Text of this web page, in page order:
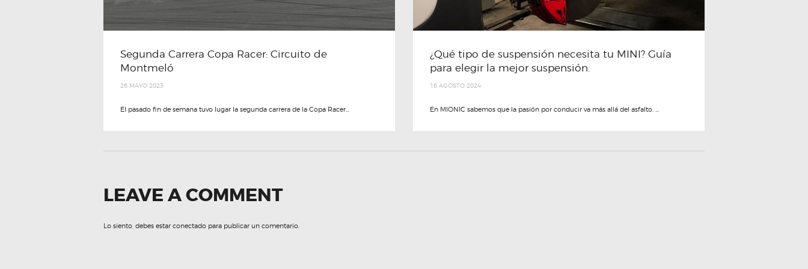
Segunda Carrera Copa Racer: Circuito de
Montmeló
26 MAYO 2023
El pasado fin de semana tuvo lugar la segunda carrera de la Copa Racer...
¿Qué tipo de suspensión necesita tu MINI? Guía
para elegir la mejor suspensión.
16 AGOSTO 2024
En MIONIC sabemos que la pasión por conducir va más allá del asfalto. ...
LEAVE A COMMENT
Lo siento, debes estar conectado para publicar un comentario.